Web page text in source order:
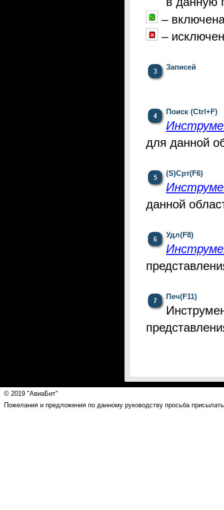
–
–
Записей
Поиск (Ctrl+F)
для данной
(S)Срт(F6)
данной
Удл(F8)
Печ(F11)
© 2019 "АвиаБит"
Пожелания и предложения по данному руководству просьба